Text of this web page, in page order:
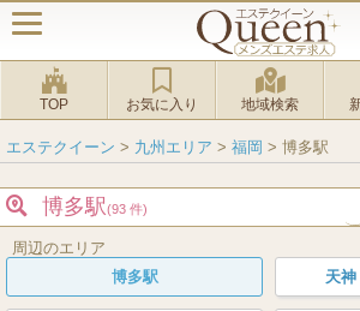
TOP お気に入り 地域検索
エステクイーン > 九州エリア > 福岡 > 博多駅
博多駅(93 件)
周辺のエリア
博多駅
天